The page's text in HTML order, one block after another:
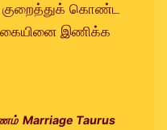
குறைத்துக் கொண்ட
இணிக்க
Marriage Taurus